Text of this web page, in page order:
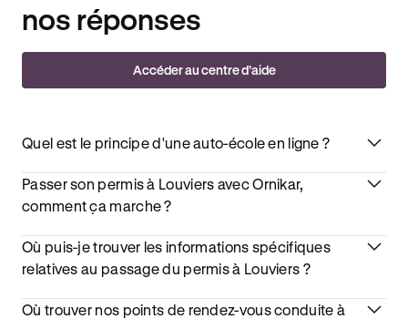
nos réponses
Accéder au centre d’aide
Quel est le principe d'une auto-école en ligne ?
Passer son permis à Louviers avec Ornikar,
comment ça marche ?
Où puis-je trouver les informations spécifiques
relatives au passage du permis à Louviers ?
Où trouver nos points de rendez-vous conduite à